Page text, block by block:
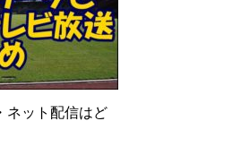
ネット配信はど